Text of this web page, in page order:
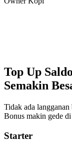
Top Up
Semakin
Tidak ada
Bonus makin gede di
Starter